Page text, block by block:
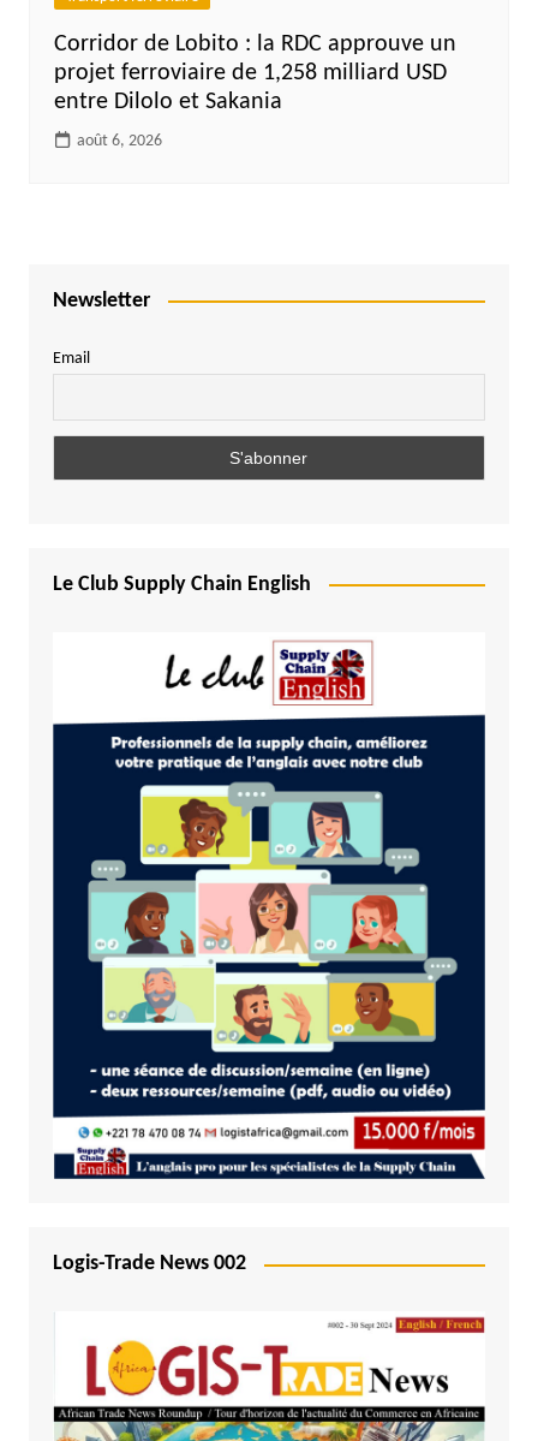
Corridor de Lobito : la RDC approuve un
projet ferroviaire de 1,258 milliard USD
entre Dilolo et Sakania
août 6, 2026
Newsletter
Email
Le Club Supply Chain English
Logis-Trade News 002